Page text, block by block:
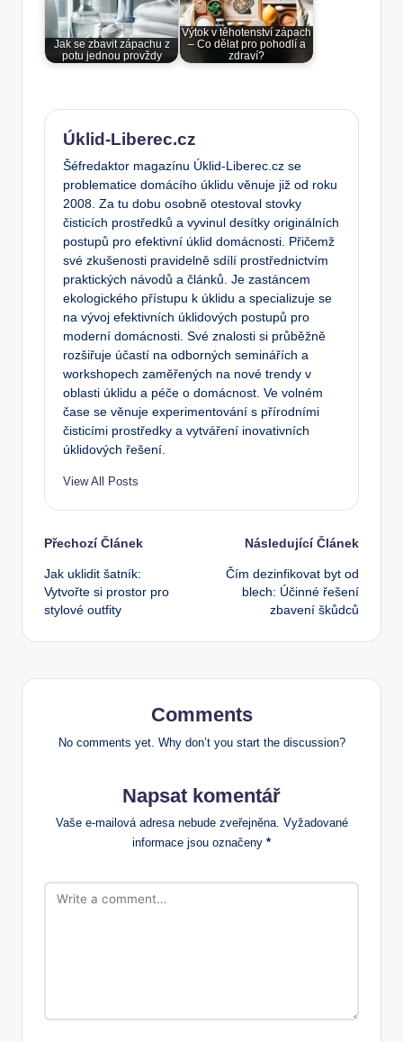
Jak se zbavit zápachu z
potu jednou provždy
Výtok v těhotenství zápach
– Co dělat pro pohodlí a
zdraví?
Úklid-Liberec.cz
Šéfredaktor magazínu Úklid-Liberec.cz se
problematice domácího úklidu věnuje již od roku
2008. Za tu dobu osobně otestoval stovky
čisticích prostředků a vyvinul desítky originálních
postupů pro efektivní úklid domácnosti. Přičemž
své zkušenosti pravidelně sdílí prostřednictvím
praktických návodů a článků. Je zastáncem
ekologického přístupu k úklidu a specializuje se
na vývoj efektivních úklidových postupů pro
moderní domácnosti. Své znalosti si průběžně
rozšiřuje účastí na odborných seminářích a
workshopech zaměřených na nové trendy v
oblasti úklidu a péče o domácnost. Ve volném
čase se věnuje experimentování s přírodními
čisticími prostředky a vytváření inovativních
úklidových řešení.
View All Posts
Post
navigation
Přechozí Článek
Jak uklidit šatník:
Vytvořte si prostor pro
stylové outfity
Následující Článek
Čím dezinfikovat byt od
blech: Účinné řešení
zbavení škůdců
Comments
No comments yet. Why don’t you start the discussion?
Napsat komentář
Vaše e-mailová adresa nebude zveřejněna. Vyžadované
informace jsou označeny *